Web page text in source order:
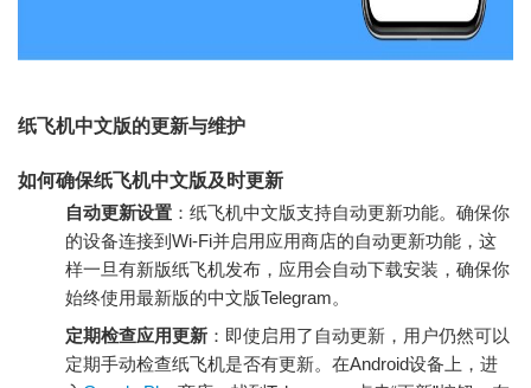
纸飞机中文版的更新与维护
如何确保纸飞机中文版及时更新
自动更新设置 ：纸飞机中文版支持自动更新功能。确保你
的设备连接到Wi-Fi并启用应用商店的自动更新功能，这
样一旦有新版纸飞机发布，应用会自动下载安装，确保你
始终使用最新版的中文版Telegram。
定期检查应用更新 ：即使启用了自动更新，用户仍然可以
定期手动检查纸飞机是否有更新。在Android设备上，进